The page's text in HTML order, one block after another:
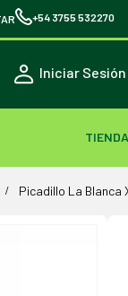
+54 3755 532270
Iniciar Sesión
TIENDA
Picadillo La Blanca